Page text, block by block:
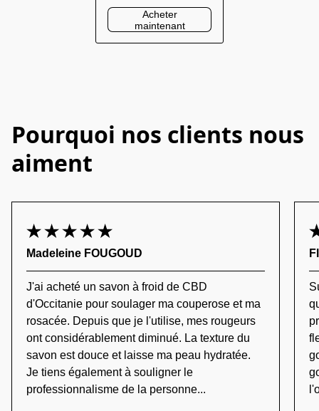
Acheter
maintenant
Pourquoi nos clients nous
aiment
Madeleine FOUGOUD
J'ai acheté un savon à froid de CBD
d'Occitanie pour soulager ma couperose et ma
rosacée. Depuis que je l'utilise, mes rougeurs
ont considérablement diminué. La texture du
savon est douce et laisse ma peau hydratée.
Je tiens également à souligner le
professionnalisme de la personne...